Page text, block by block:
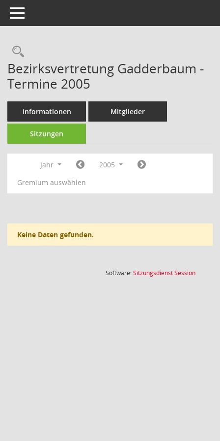
Toggle navigation
Rechercheauswahl
Bezirksvertretung Gadderbaum -
Termine 2005
Informationen Mitglieder
Sitzungen
Jahr
2005
Gremium auswählen
Keine Daten gefunden.
Software:SitzungsdienstSession(Wird in